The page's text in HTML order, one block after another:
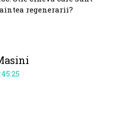
regenerarii?